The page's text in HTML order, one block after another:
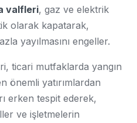
valfleri, gaz ve elektrik
olarak kapatarak,
yayılmasını engeller.
ticari mutfaklarda yangın
önemli yatırımlardan
erken tespit ederek,
ve işletmelerin